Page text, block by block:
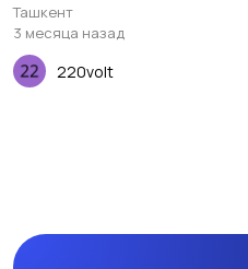
Ташкент
3 месяца назад
220volt